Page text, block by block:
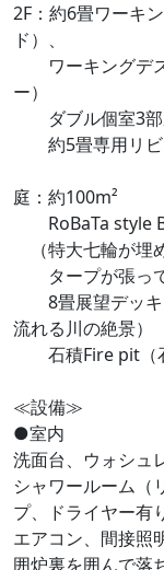
2F：約6畳ワーキ
ド）、
ワーキングデス
ー）
ダブル個室3部
約5畳専用リビ
庭：約100m²
RoBaTa style
（特大七輪が埋
タープが張って
8畳展望デッキ
流れる川の絶景
石積Fire pit（
≪設備≫
●室内
洗面台、ウォシュ
シャワールーム（
プ、ドライヤー有
エアコン、間接照
囲炉裏を囲んで落